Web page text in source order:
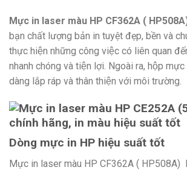
Mực in laser màu HP CF362A (
bạn chất lượng bản in tuyệt đẹp, bền và
thực hiện những công việc có liên quan
nhanh chóng và tiện lợi. Ngoài ra, hộp
dàng lắp ráp và thân thiện với môi trường.
Dòng mực in HP hiệu suất tốt
Mực in laser màu HP CF362A ( HP508A)